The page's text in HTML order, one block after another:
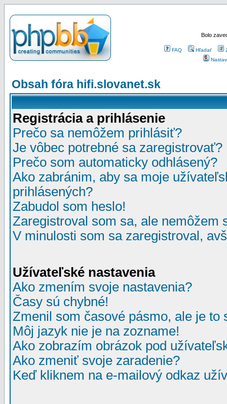
Bolo
FAQ Hľadať
Obsah fóra hifi.slovanet.sk
Registrácia a prihlásenie
Prečo sa nemôžem prihlásiť?
Je vôbec potrebné sa zaregistrovať?
Prečo som automaticky odhlásený?
Ako zabránim, aby sa moje
prihlásených?
Zabudol som heslo!
Zaregistroval som sa, ale nemôžem
V minulosti som sa zaregistroval,
Užívateľské nastavenia
Ako zmením svoje nastavenia?
Časy sú chybné!
Zmenil som časové pásmo, ale je to
Môj jazyk nie je na zozname!
Ako zobrazím obrázok pod
Ako zmeniť svoje zaradenie?
Keď kliknem na e-mailový odkaz